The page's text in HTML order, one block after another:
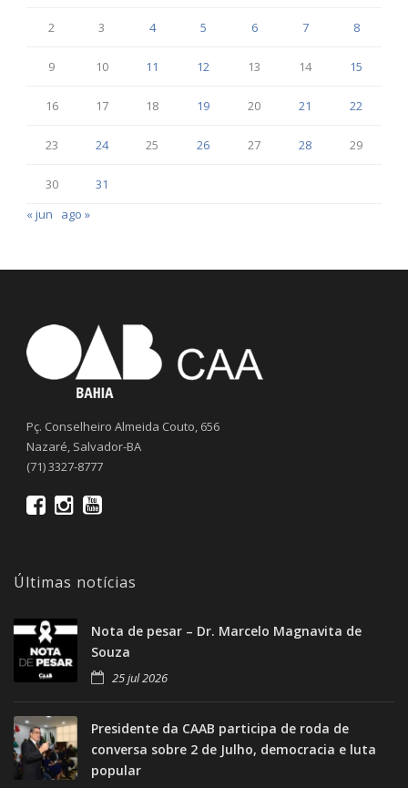
2 3 4 5 6 7 8
9 10 11 12 13 14 15
16 17 18 19 20 21 22
23 24 25 26 27 28 29
30
31
« jun
ago »
Pç. Conselheiro Almeida Couto, 656
Nazaré, Salvador-BA
(71) 3327-8777
Últimas notícias
Nota de pesar – Dr. Marcelo Magnavita de
Souza
25 jul 2026
Presidente da CAAB participa de roda de
conversa sobre 2 de Julho, democracia e luta
popular